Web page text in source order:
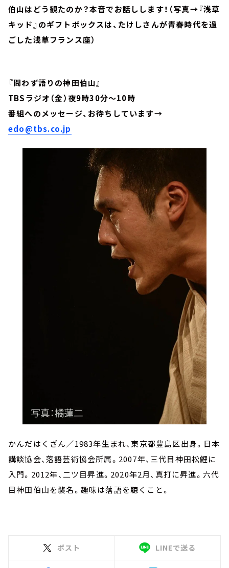
伯山はどう観たのか？本音でお話しします！（写真→『浅草
キッド』のギフトボックスは、たけしさんが青春時代を過
ごした浅草フランス座）
『問わず語りの神田伯山』
TBSラジオ（金）夜9時30分～10時
番組へのメッセージ、お待ちしています→
edo@tbs.co.jp
かんだはくざん／1983年生まれ、東京都豊島区出身。日本
講談協会、落語芸術協会所属。2007年、三代目神田松鯉に
入門。2012年、二ツ目昇進。2020年2月、真打に昇進。六代
目神田伯山を襲名。趣味は落語を聴くこと。
ポスト LINEで送る